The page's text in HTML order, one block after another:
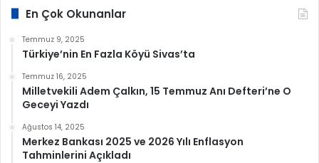
En Çok Okunanlar
Temmuz 9, 2025
Türkiye’nin En Fazla Köyü Sivas’ta
Temmuz 16, 2025
Milletvekili Adem Çalkın, 15 Temmuz Anı Defteri’ne O
Geceyi Yazdı
Ağustos 14, 2025
Merkez Bankası 2025 ve 2026 Yılı Enflasyon
Tahminlerini Açıkladı